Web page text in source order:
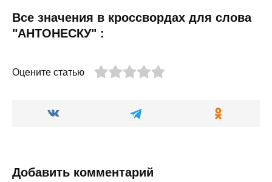
Все значения в кроссвордах для слова
"АНТОНЕСКУ" :
Оцените статью
Добавить комментарий